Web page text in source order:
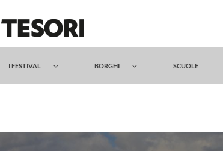
I FESTIVAL BORGHI SCUOLE